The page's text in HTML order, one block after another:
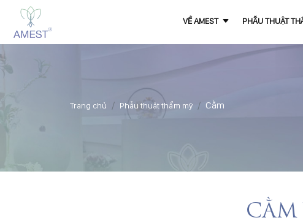
VỀ AMEST PHẪU THUẬT
Trang chủ Phẫu thuật thẩm mỹ Cằm
CẰM